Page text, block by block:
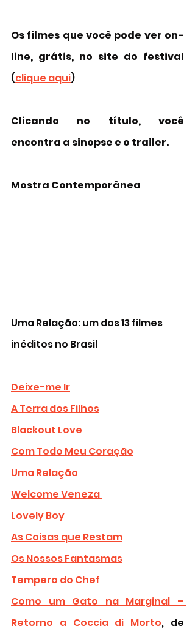
Os filmes que você pode ver on-
(clique aqui)
Clicando no título, você
encontra a sinopse e o trailer.
Mostra Contemporânea
Uma Relação: um dos 13 filmes
inéditos no Brasil
Deixe-me Ir
A Terra dos Filhos
Blackout Love
Com Todo Meu Coração
Uma Relação
Welcome Veneza
Lovely Boy
As Coisas que Restam
Os Nossos Fantasmas
Tempero do Chef
Como um Gato na Marginal –
Retorno a Coccia di Morto, de